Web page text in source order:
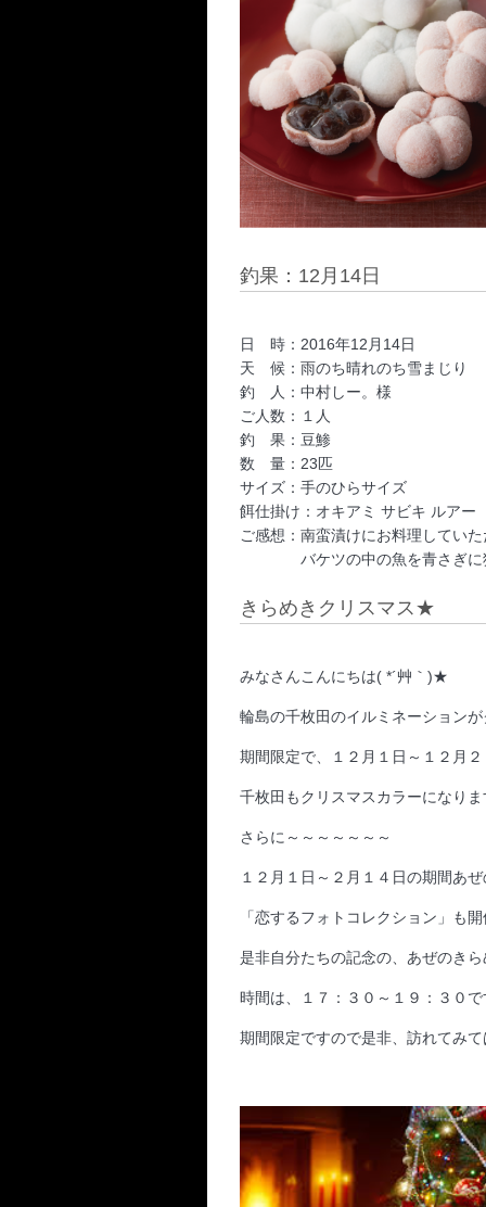
釣果：12月14日
日 時：2016年12月14日
天 候：雨のち晴れのち雪まじり
釣 人：中村しー。様
ご人数：１人
釣 果：豆鯵
数 量：23匹
サイズ：手のひらサイズ
餌仕掛け：オキアミ サビキ ルア
ご感想：南蛮漬けにお料理してい
バケツの中の魚を青さぎに狙
きらめきクリスマス★
みなさんこんにちは( *´艸｀)★
輪島の千枚田のイルミネーション
期間限定で、１２月１日～１２月
千枚田もクリスマスカラーになり
さらに～～～～～～～
１２月１日～２月１４日の期間あ
「恋するフォトコレクション」も
是非自分たちの記念の、あぜのき
時間は、１７：３０～１９：３０
期間限定ですので是非、訪れてみ